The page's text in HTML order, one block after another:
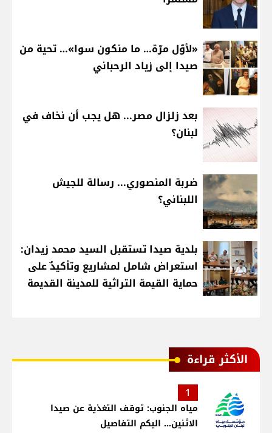
«لأوّل مرّة… ما منكون سوا»… تحية من
صيدا إلى زياد الرحباني
بعد زلزال مصر... هل يجب أن نخاف في
لبنان؟
ضربة المنصوري... رسالة للجيش
اللبناني؟
بلدية صيدا تستقبل السيد محمد زيدان:
استعراض شامل لمشاريع وتأكيدٌ على
حماية القيمة التراثية للمدينة القديمة
الأكثر قراءة
1
مياه الجنوب: توقف التغذية عن صيدا
الاثنين... اليكم التفاصيل